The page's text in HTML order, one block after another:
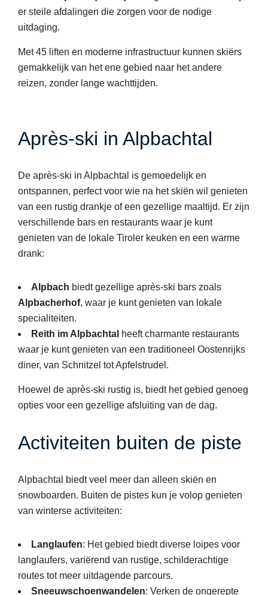
er steile afdalingen die zorgen voor de nodige
uitdaging.
Met 45 liften en moderne infrastructuur kunnen skiërs
gemakkelijk van het ene gebied naar het andere
reizen, zonder lange wachttijden.
Après-ski in Alpbachtal
De après-ski in Alpbachtal is gemoedelijk en
ontspannen, perfect voor wie na het skiën wil genieten
van een rustig drankje of een gezellige maaltijd. Er zijn
verschillende bars en restaurants waar je kunt
genieten van de lokale Tiroler keuken en een warme
drank:
Alpbach biedt gezellige après-ski bars zoals
Alpbacherhof, waar je kunt genieten van lokale
specialiteiten.
Reith im Alpbachtal heeft charmante restaurants
waar je kunt genieten van een traditioneel Oostenrijks
diner, van Schnitzel tot Apfelstrudel.
Hoewel de après-ski rustig is, biedt het gebied genoeg
opties voor een gezellige afsluiting van de dag.
Activiteiten buiten de piste
Alpbachtal biedt veel meer dan alleen skiën en
snowboarden. Buiten de pistes kun je volop genieten
van winterse activiteiten:
Langlaufen: Het gebied biedt diverse loipes voor
langlaufers, variërend van rustige, schilderachtige
routes tot meer uitdagende parcours.
Sneeuwschoenwandelen: Verken de ongerepte